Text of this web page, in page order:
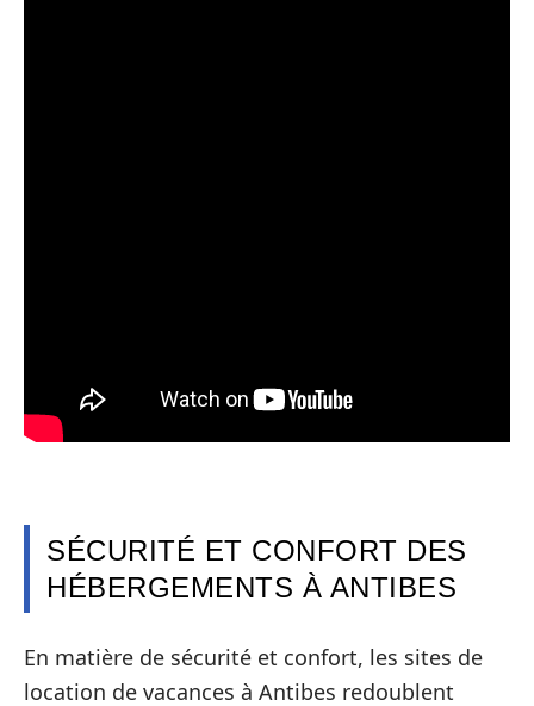
SÉCURITÉ ET CONFORT DES
HÉBERGEMENTS À ANTIBES
En matière de sécurité et confort, les sites de
location de vacances à Antibes redoublent